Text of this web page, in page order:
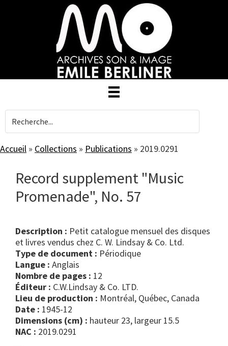
Accueil » Collections » Publications » 2019.0291
Record supplement "Music
Promenade", No. 57
Description : Petit catalogue mensuel des disques
et livres vendus chez C. W. Lindsay & Co. Ltd.
Type de document :
périodique
Langue : Anglais
Nombre de pages : 12
Éditeur : C.W.Lindsay & Co. LTD.
Lieu de production : Montréal, Québec, Canada
Date : 1945-12
Dimensions (cm) : hauteur 23, largeur 15.5
NAC : 2019.0291